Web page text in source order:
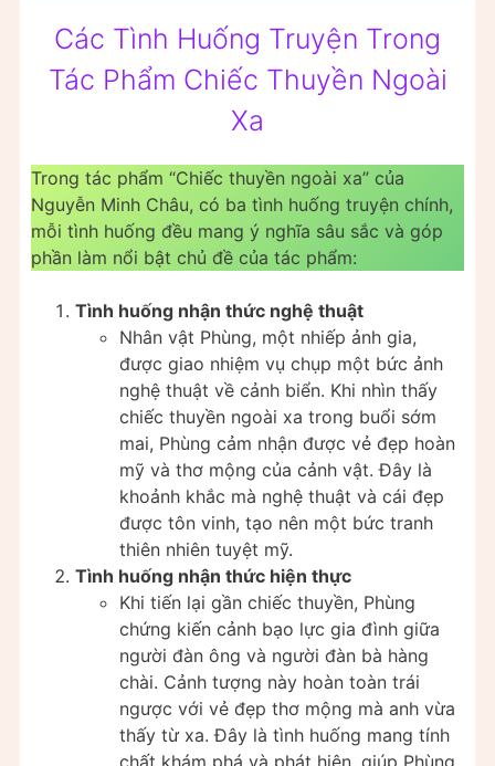
Các Tình Huống Truyện Trong
Tác Phẩm Chiếc Thuyền Ngoài
Xa
Trong tác phẩm “Chiếc thuyền ngoài xa” của
Nguyễn Minh Châu, có ba tình huống truyện chính,
mỗi tình huống đều mang ý nghĩa sâu sắc và góp
phần làm nổi bật chủ đề của tác phẩm:
Tình huống nhận thức nghệ thuật
Nhân vật Phùng, một nhiếp ảnh gia,
được giao nhiệm vụ chụp một bức ảnh
nghệ thuật về cảnh biển. Khi nhìn thấy
chiếc thuyền ngoài xa trong buổi sớm
mai, Phùng cảm nhận được vẻ đẹp hoàn
mỹ và thơ mộng của cảnh vật. Đây là
khoảnh khắc mà nghệ thuật và cái đẹp
được tôn vinh, tạo nên một bức tranh
thiên nhiên tuyệt mỹ.
Tình huống nhận thức hiện thực
Khi tiến lại gần chiếc thuyền, Phùng
chứng kiến cảnh bạo lực gia đình giữa
người đàn ông và người đàn bà hàng
chài. Cảnh tượng này hoàn toàn trái
ngược với vẻ đẹp thơ mộng mà anh vừa
thấy từ xa. Đây là tình huống mang tính
chất khám phá và phát hiện, giúp Phùng